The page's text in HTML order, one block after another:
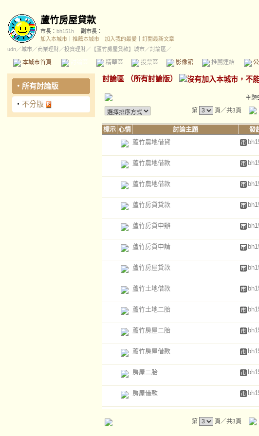
蘆竹房屋貸款
市長： bh151h
副市長：
加入本城市
推薦本城市 加入我的最愛
訂閱最新文章
udn／城市／商業理財／投資理財／ 【蘆竹房屋貸款】城市／討論區／
本城市首頁 精華區 投票區 影像館 推薦連結 公
‧ 所有討論版
‧ 不分版
討論區 （所有討論版）
主題
第
頁／共3頁
標示 心情 討論主題 發
蘆竹農地借貸
蘆竹農地借款
蘆竹農地借款
蘆竹房貸貸款
蘆竹房貸申辦
蘆竹房貸申請
蘆竹房屋貸款
蘆竹土地借款
蘆竹土地二胎
蘆竹房屋二胎
蘆竹房屋借款
房屋二胎
房屋借款
第 頁／共3頁